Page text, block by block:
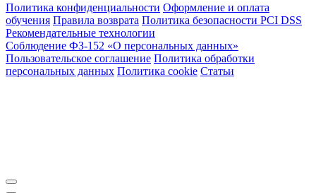
Политика конфиденциальности Оформление и оплата
обучения Правила возврата Политика безопасности PCI DSS
Рекомендательные технологии
Соблюдение ФЗ-152 «О персональ­ных данных»
Пользовательское соглашение Политика обработки
персональных данных Политика cookie Статьи